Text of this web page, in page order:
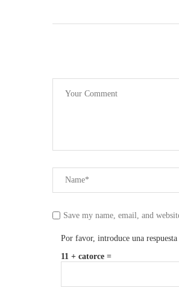
Save my name, email, and
Por favor, introduce una
11 + catorce =